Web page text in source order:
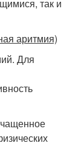
так и
аритмия)
Для